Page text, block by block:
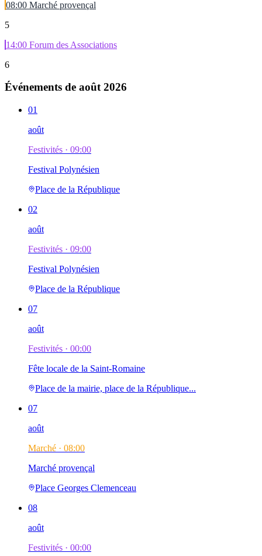
08:00 Marché provençal
5
14:00 Forum des Associations
6
Événements de août 2026
01
août
Festivités · 09:00
Festival Polynésien
Place de la République
02
août
Festivités · 09:00
Festival Polynésien
Place de la République
07
août
Festivités · 00:00
Fête locale de la Saint-Romaine
Place de la mairie, place de la République...
07
août
Marché · 08:00
Marché provençal
Place Georges Clemenceau
08
août
Festivités · 00:00